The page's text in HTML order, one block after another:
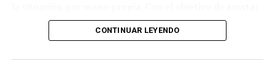
al animal para que regresara hacia el monte, decidieron
encender fogatas de manera precaria y arrojar ramas
CONTINUAR LEYENDO